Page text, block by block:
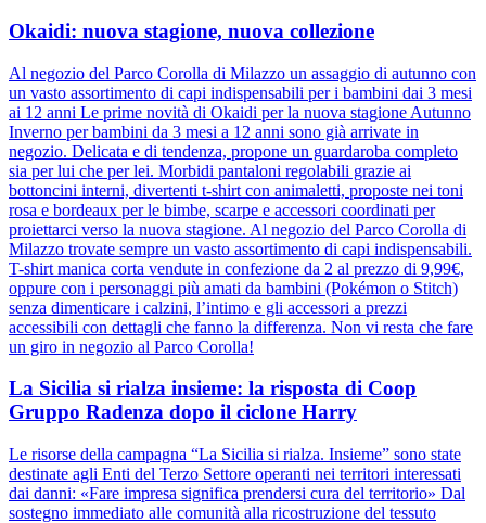
Okaidi: nuova stagione, nuova collezione
Al negozio del Parco Corolla di Milazzo un assaggio di autunno con
un vasto assortimento di capi indispensabili per i bambini dai 3 mesi
ai 12 anni Le prime novità di Okaidi per la nuova stagione Autunno
Inverno per bambini da 3 mesi a 12 anni sono già arrivate in
negozio. Delicata e di tendenza, propone un guardaroba completo
sia per lui che per lei. Morbidi pantaloni regolabili grazie ai
bottoncini interni, divertenti t-shirt con animaletti, proposte nei toni
rosa e bordeaux per le bimbe, scarpe e accessori coordinati per
proiettarci verso la nuova stagione. Al negozio del Parco Corolla di
Milazzo trovate sempre un vasto assortimento di capi indispensabili.
T-shirt manica corta vendute in confezione da 2 al prezzo di 9,99€,
oppure con i personaggi più amati da bambini (Pokémon o Stitch)
senza dimenticare i calzini, l’intimo e gli accessori a prezzi
accessibili con dettagli che fanno la differenza. Non vi resta che fare
un giro in negozio al Parco Corolla!
La Sicilia si rialza insieme: la risposta di Coop
Gruppo Radenza dopo il ciclone Harry
Le risorse della campagna “La Sicilia si rialza. Insieme” sono state
destinate agli Enti del Terzo Settore operanti nei territori interessati
dai danni: «Fare impresa significa prendersi cura del territorio» Dal
sostegno immediato alle comunità alla ricostruzione del tessuto